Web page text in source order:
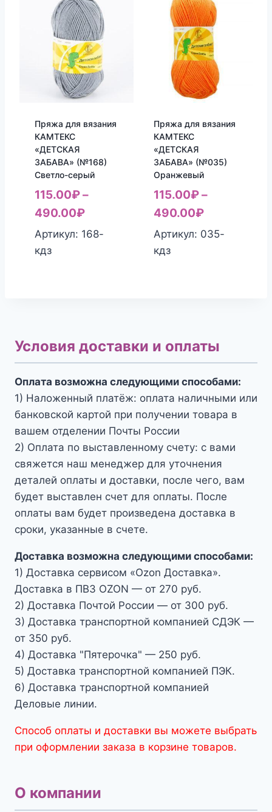
Пряжа для вязания
КАМТЕКС
«ДЕТСКАЯ
ЗАБАВА» (№168)
Светло-серый
115.00₽–
490.00₽
Артикул: 168-
кдз
Пряжа для вязания
КАМТЕКС
«ДЕТСКАЯ
ЗАБАВА» (№035)
Оранжевый
115.00₽–
490.00₽
Артикул: 035-
кдз
Условия доставки и оплаты
Оплата возможна следующими способами:
1) Наложенный платёж: оплата наличными или
банковской картой при получении товара в
вашем отделении Почты России
2) Оплата по выставленному счету: с вами
свяжется наш менеджер для уточнения
деталей оплаты и доставки, после чего, вам
будет выставлен счет для оплаты. После
оплаты вам будет произведена доставка в
сроки, указанные в счете.
Доставка возможна следующими способами:
1) Доставка сервисом «Ozon Доставка».
Доставка в ПВЗ OZON — от 270 руб.
2) Доставка Почтой России — от 300 руб.
3) Доставка транспортной компанией СДЭК —
от 350 руб.
4) Доставка "Пятерочка" — 250 руб.
5) Доставка транспортной компанией ПЭК.
6) Доставка транспортной компанией
Деловые линии.
Способ оплаты и доставки вы можете выбрать
при оформлении заказа в корзине товаров.
О компании